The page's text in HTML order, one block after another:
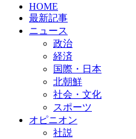
HOME
最新記事
ニュース
政治
経済
国際・日本
北朝鮮
社会・文化
スポーツ
オピニオン
社説